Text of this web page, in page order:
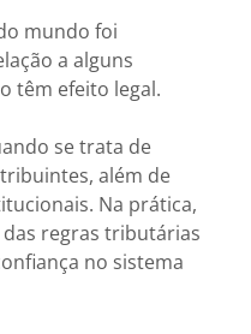
mundo foi
a alguns
têm efeito legal.
se trata de
além de
Na prática,
das regras tributárias
no sistema